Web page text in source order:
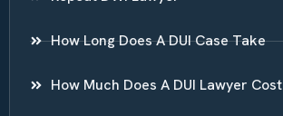
How Long Does A DUI Case Take
How Much Does A DUI Lawyer Cost